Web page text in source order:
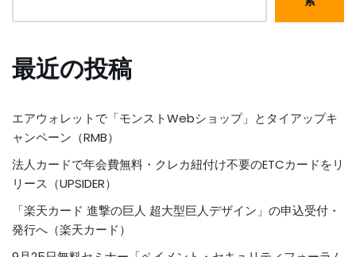
最近の投稿
エアウォレットで「モンストWebショップ」とタイアップキ
ャンペーン（RMB）
法人カードで年会費無料・クレカ紐付け不要のETCカードをリ
リース（UPSIDER）
「楽天カード 進撃の巨人 超大型巨人デザイン」の申込受付・
発行へ（楽天カード）